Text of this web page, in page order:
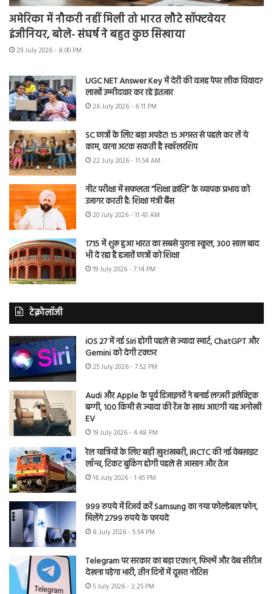
अमेरिका में नौकरी नहीं मिली तो भारत लौटे सॉफ्टवेयर
इंजीनियर, बोले- संघर्ष ने बहुत कुछ सिखाया
29 July 2026 - 8:00 PM
UGC NET Answer Key में देरी की वजह पेपर लीक विवाद?
लाखों उम्मीदवार कर रहे इंतजार
26 July 2026 - 6:11 PM
SC छात्रों के लिए बड़ा अपडेट! 15 अगस्त से पहले कर लें ये
काम, वरना अटक सकती है स्कॉलरशिप
22 July 2026 - 11:54 AM
नीट परीक्षा में सफलता “शिक्षा क्रांति” के व्यापक प्रभाव को
उजागर करती है: शिक्षा मंत्री बैंस
20 July 2026 - 11:43 AM
1715 में शुरू हुआ भारत का सबसे पुराना स्कूल, 300 साल बाद
भी दे रहा है हजारों छात्रों को शिक्षा
19 July 2026 - 7:14 PM
टेक्नोलॉजी
iOS 27 में नई Siri होगी पहले से ज्यादा स्मार्ट, ChatGPT और
Gemini को देगी टक्कर
25 July 2026 - 7:52 PM
Audi और Apple के पूर्व डिजाइनरों ने बनाई लग्जरी इलेक्ट्रिक
बग्गी, 100 किमी से ज्यादा की रेंज के साथ आएगी यह अनोखी
EV
19 July 2026 - 4:48 PM
रेल यात्रियों के लिए बड़ी खुशखबरी, IRCTC की नई वेबसाइट
लॉन्च, टिकट बुकिंग होगी पहले से आसान और तेज
16 July 2026 - 1:45 PM
999 रुपये में रिजर्व करें Samsung का नया फोल्डेबल फोन,
मिलेंगे 2799 रुपये के फायदे
8 July 2026 - 5:54 PM
Telegram पर सरकार का बड़ा एक्शन, फिल्में और वेब सीरीज
देखना पड़ेगा भारी, तीन दिनों में दूसरा नोटिस
5 July 2026 - 2:25 PM